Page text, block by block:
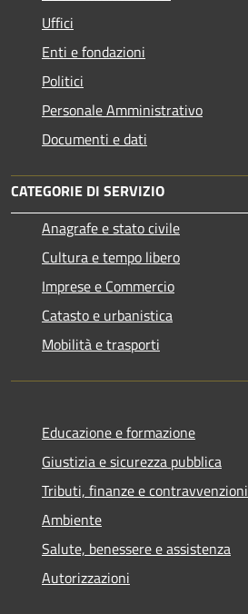
Uffici
Enti e fondazioni
Politici
Personale Amministrativo
Documenti e dati
CATEGORIE DI SERVIZIO
Anagrafe e stato civile
Cultura e tempo libero
Imprese e Commercio
Catasto e urbanistica
Mobilità e trasporti
Educazione e formazione
Giustizia e sicurezza pubblica
Tributi, finanze e contravvenzioni
Ambiente
Salute, benessere e assistenza
Autorizzazioni